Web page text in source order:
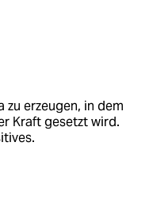
zu erzeugen, in dem
Kraft gesetzt wird.